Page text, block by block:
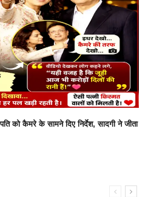
को कैमरे के सामने दिए निर्देश, सादगी ने जीता